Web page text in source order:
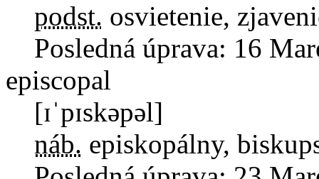
podst. osvietenie,
Posledná úprava: 16
episcopal
[ɪˈpɪskəpəl]
náb. episkopálny,